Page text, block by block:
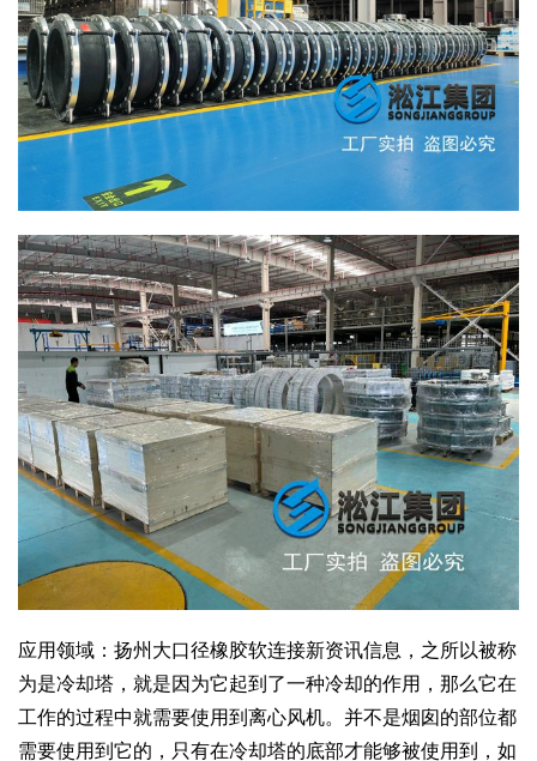
应用领域：扬州大口径橡胶软连接新资讯信息，之所以被称
为是冷却塔，就是因为它起到了一种冷却的作用，那么它在
工作的过程中就需要使用到离心风机。并不是烟囱的部位都
需要使用到它的，只有在冷却塔的底部才能够被使用到，如